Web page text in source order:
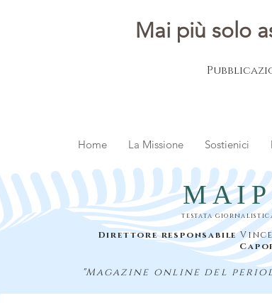
Mai più solo
Home La Missione Sostienici
testata giornalistica
Direttore responsabile
"Magazine online del